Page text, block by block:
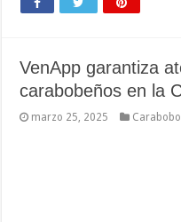
VenApp garantiza
carabobeños en la
marzo 25, 2025 Carabobo